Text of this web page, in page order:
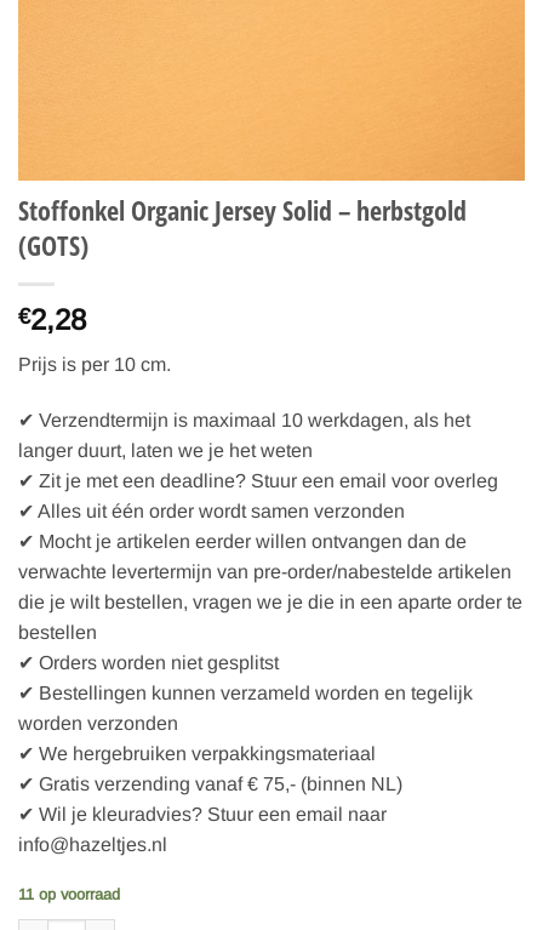
Stoffonkel Organic Jersey Solid – herbstgold
(GOTS)
€2,28
Prijs is per 10 cm.
✔ Verzendtermijn is maximaal 10 werkdagen, als het
langer duurt, laten we je het weten
✔ Zit je met een deadline? Stuur een email voor overleg
✔ Alles uit één order wordt samen verzonden
✔ Mocht je artikelen eerder willen ontvangen dan de
verwachte levertermijn van pre-order/nabestelde artikelen
die je wilt bestellen, vragen we je die in een aparte order te
bestellen
✔ Orders worden niet gesplitst
✔ Bestellingen kunnen verzameld worden en tegelijk
worden verzonden
✔ We hergebruiken verpakkingsmateriaal
✔ Gratis verzending vanaf € 75,- (binnen NL)
✔ Wil je kleuradvies? Stuur een email naar
info@hazeltjes.nl
11 op voorraad